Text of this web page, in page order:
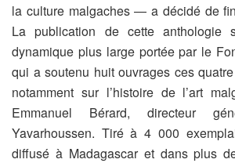
la culture malgaches — a décidé de
La publication de cette anthologie
dynamique plus large portée par le
qui a soutenu huit ouvrages ces
notamment sur l’histoire de l’art
Emmanuel Bérard, directeur
Yavarhoussen. Tiré à 4 000
diffusé à Madagascar et dans plus